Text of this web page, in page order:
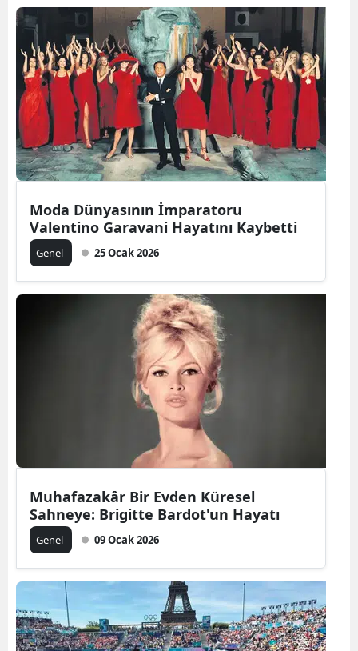
Moda Dünyasının İmparatoru
Valentino Garavani Hayatını Kaybetti
Genel 25 Ocak 2026
Muhafazakâr Bir Evden Küresel
Sahneye: Brigitte Bardot'un Hayatı
Genel 09 Ocak 2026